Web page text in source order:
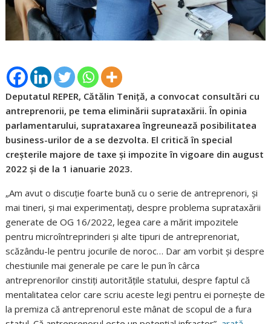
Deputatul REPER, Cătălin Teniță, a convocat consultări cu
antreprenorii, pe tema eliminării suprataxării. În opinia
parlamentarului, suprataxarea îngreunează posibilitatea
business-urilor de a se dezvolta. El critică în special
creșterile majore de taxe și impozite în vigoare din august
2022 și de la 1 ianuarie 2023.
„Am avut o discuție foarte bună cu o serie de antreprenori, și
mai tineri, și mai experimentați, despre problema suprataxării
generate de OG 16/2022, legea care a mărit impozitele
pentru microîntreprinderi și alte tipuri de antreprenoriat,
scăzându-le pentru jocurile de noroc… Dar am vorbit și despre
chestiunile mai generale pe care le pun în cârca
antreprenorilor cinstiți autoritățile statului, despre faptul că
mentalitatea celor care scriu aceste legi pentru ei pornește de
la premiza că antreprenorul este mânat de scopul de a fura